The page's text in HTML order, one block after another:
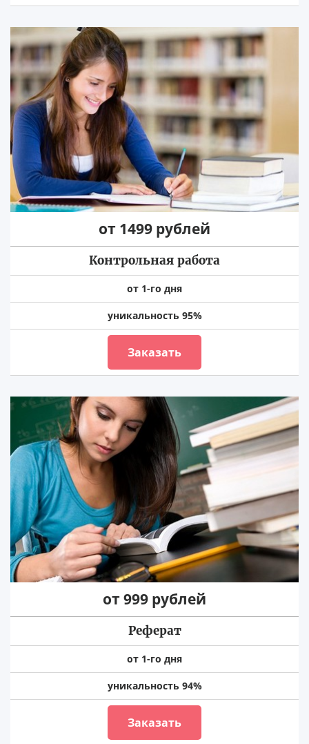
от 1499 рублей
Контрольная работа
от 1-го дня
уникальность 95%
Заказать
от 999 рублей
Реферат
от 1-го дня
уникальность 94%
Заказать